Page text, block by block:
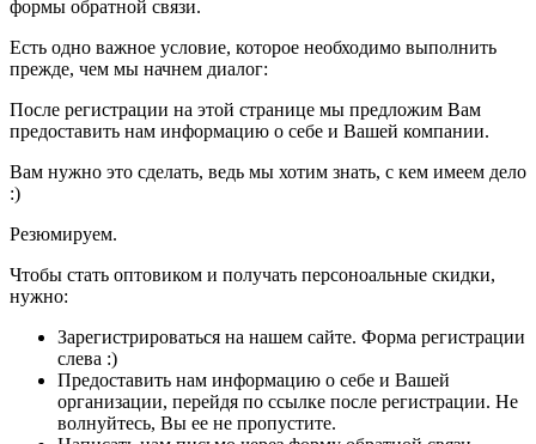
формы обратной связи.
Есть одно важное условие, которое необходимо выполнить
прежде, чем мы начнем диалог:
После регистрации на этой странице мы предложим Вам
предоставить нам информацию о себе и Вашей компании.
Вам нужно это сделать, ведь мы хотим знать, с кем имеем дело
:)
Резюмируем.
Чтобы стать оптовиком и получать персоноальные скидки,
нужно:
Зарегистрироваться на нашем сайте. Форма регистрации
слева :)
Предоставить нам информацию о себе и Вашей
организации, перейдя по ссылке после регистрации. Не
волнуйтесь, Вы ее не пропустите.